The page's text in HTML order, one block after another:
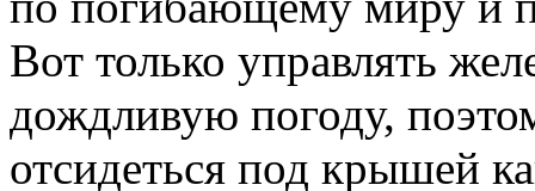
Вот только управлять
дождливую погоду,
отсидеться под крышей